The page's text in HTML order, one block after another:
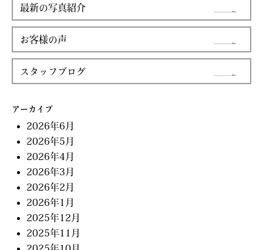
最新の写真紹介
お客様の声
スタッフブログ
アーカイブ
2026年6月
2026年5月
2026年4月
2026年3月
2026年2月
2026年1月
2025年12月
2025年11月